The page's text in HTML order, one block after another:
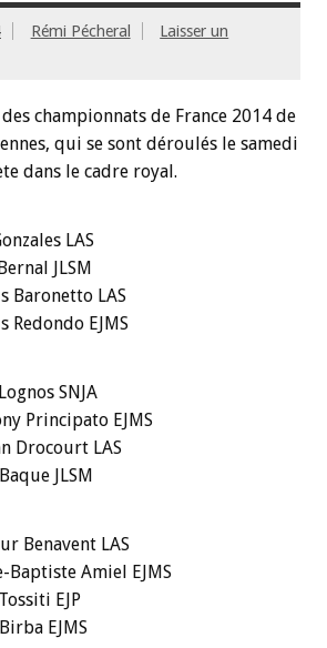
Rémi Pécheral
Laisser un
championnats de France 2014 de
qui se sont déroulés le samedi
dans le cadre royal.
LAS
JLSM
Baronetto LAS
Redondo EJMS
SNJA
Principato EJMS
Drocourt LAS
JLSM
Benavent LAS
Baptiste Amiel EJMS
EJP
EJMS